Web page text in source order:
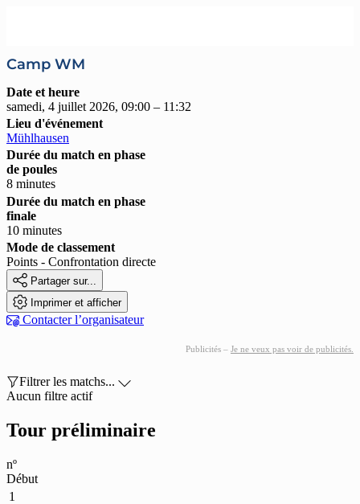
Camp WM
Date et heure
samedi, 4 juillet 2026, 09:00 – 11:32
Lieu d'événement
Mühlhausen
Durée du match en phase
de poules
8 minutes
Durée du match en phase
finale
10 minutes
Mode de classement
Points - Confrontation directe
 Partager sur...
 Imprimer et afficher
 Contacter l’organisateur
Publicités – Je ne veux pas voir de publicités.
Filtrer les matchs... 
Aucun filtre actif
Tour préliminaire
nº
Début
1